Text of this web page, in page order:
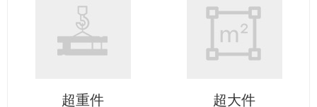
超重件 超大件